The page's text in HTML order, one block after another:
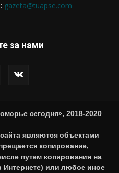
gazeta@tuapse.com
за нами
сегодня», 2018-2020
являются объектами
копирование,
путем копирования на
или любое иное